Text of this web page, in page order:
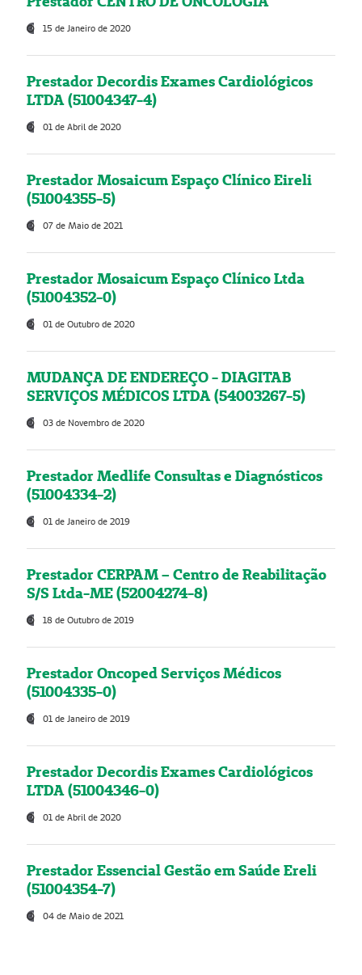
15 de Janeiro de 2020
Prestador Decordis Exames Cardiológicos
LTDA (51004347-4)
01 de Abril de 2020
Prestador Mosaicum Espaço Clínico Eireli
(51004355-5)
07 de Maio de 2021
Prestador Mosaicum Espaço Clínico Ltda
(51004352-0)
01 de Outubro de 2020
MUDANÇA DE ENDEREÇO - DIAGITAB
SERVIÇOS MÉDICOS LTDA (54003267-5)
03 de Novembro de 2020
Prestador Medlife Consultas e Diagnósticos
(51004334-2)
01 de Janeiro de 2019
Prestador CERPAM – Centro de Reabilitação
S/S Ltda-ME (52004274-8)
18 de Outubro de 2019
Prestador Oncoped Serviços Médicos
(51004335-0)
01 de Janeiro de 2019
Prestador Decordis Exames Cardiológicos
LTDA (51004346-0)
01 de Abril de 2020
Prestador Essencial Gestão em Saúde Ereli
(51004354-7)
04 de Maio de 2021